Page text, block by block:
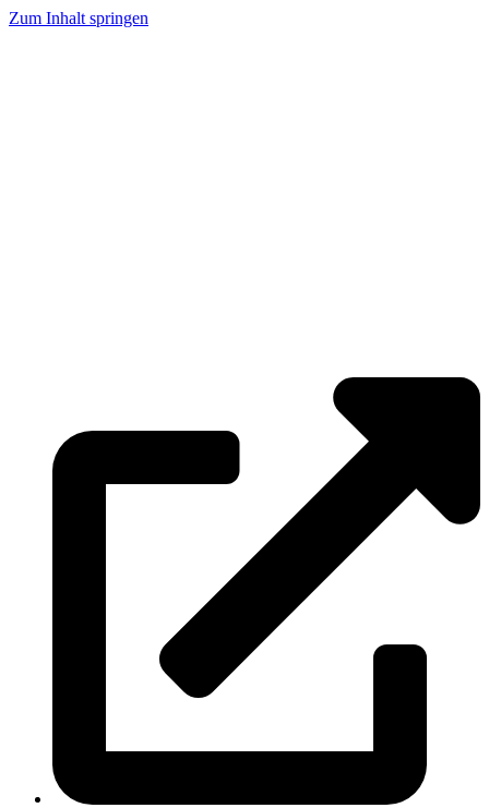
Zum Inhalt springen